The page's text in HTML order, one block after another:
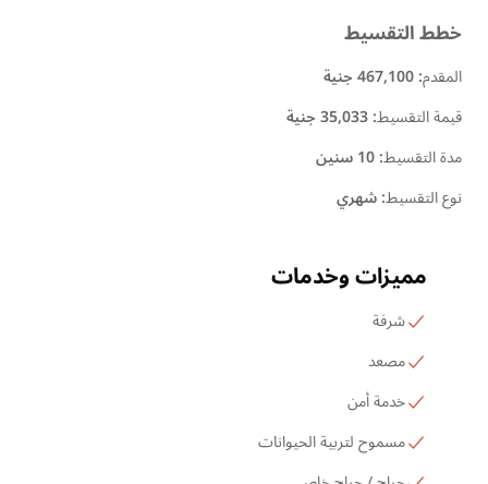
خطط التقسيط
المقدم:467,100 جنية
قيمة التقسيط:35,033 جنية
مدة التقسيط:10 سنين
نوع التقسيط:شهري
مميزات وخدمات
شرفة
مصعد
خدمة أمن
مسموح لتربية الحيوانات